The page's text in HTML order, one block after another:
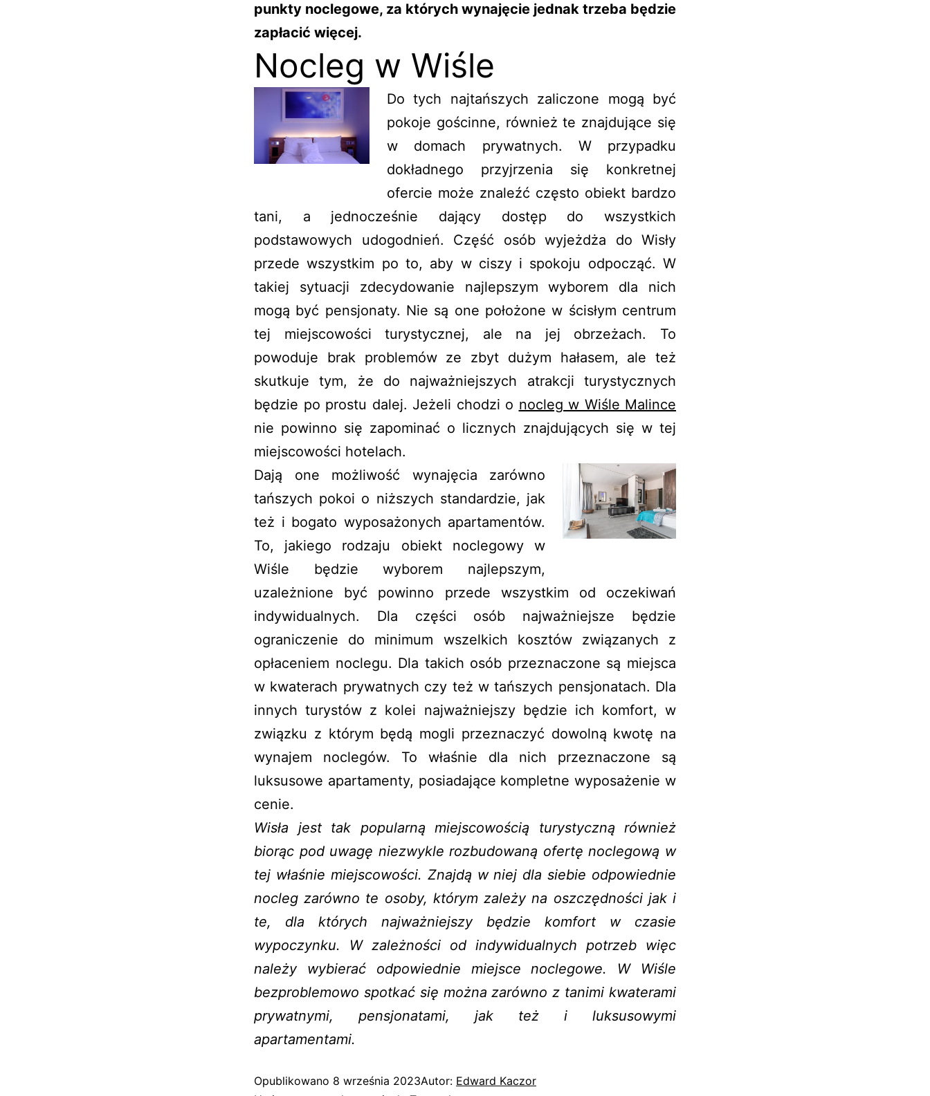
punkty noclegowe, za których wynajęcie jednak trzeba będzie
zapłacić więcej.
Nocleg w Wiśle
Do tych najtańszych zaliczone mogą być
pokoje gościnne, również te znajdujące się
w domach prywatnych. W przypadku
dokładnego przyjrzenia się konkretnej
ofercie może znaleźć często obiekt bardzo
tani, a jednocześnie dający dostęp do wszystkich
podstawowych udogodnień. Część osób wyjeżdża do Wisły
przede wszystkim po to, aby w ciszy i spokoju odpocząć. W
takiej sytuacji zdecydowanie najlepszym wyborem dla nich
mogą być pensjonaty. Nie są one położone w ścisłym centrum
tej miejscowości turystycznej, ale na jej obrzeżach. To
powoduje brak problemów ze zbyt dużym hałasem, ale też
skutkuje tym, że do najważniejszych atrakcji turystycznych
będzie po prostu dalej. Jeżeli chodzi o nocleg w Wiśle Malince
nie powinno się zapominać o licznych znajdujących się w tej
miejscowości hotelach.
Dają one możliwość wynajęcia zarówno
tańszych pokoi o niższych standardzie, jak
też i bogato wyposażonych apartamentów.
To, jakiego rodzaju obiekt noclegowy w
Wiśle będzie wyborem najlepszym,
uzależnione być powinno przede wszystkim od oczekiwań
indywidualnych. Dla części osób najważniejsze będzie
ograniczenie do minimum wszelkich kosztów związanych z
opłaceniem noclegu. Dla takich osób przeznaczone są miejsca
w kwaterach prywatnych czy też w tańszych pensjonatach. Dla
innych turystów z kolei najważniejszy będzie ich komfort, w
związku z którym będą mogli przeznaczyć dowolną kwotę na
wynajem noclegów. To właśnie dla nich przeznaczone są
luksusowe apartamenty, posiadające kompletne wyposażenie w
cenie.
Wisła jest tak popularną miejscowością turystyczną również
biorąc pod uwagę niezwykle rozbudowaną ofertę noclegową w
tej właśnie miejscowości. Znajdą w niej dla siebie odpowiednie
nocleg zarówno te osoby, którym zależy na oszczędności jak i
te, dla których najważniejszy będzie komfort w czasie
wypoczynku. W zależności od indywidualnych potrzeb więc
należy wybierać odpowiednie miejsce noclegowe. W Wiśle
bezproblemowo spotkać się można zarówno z tanimi kwaterami
prywatnymi, pensjonatami, jak też i luksusowymi
apartamentami.
Opublikowano 8 września 2023Autor: Edward Kaczor